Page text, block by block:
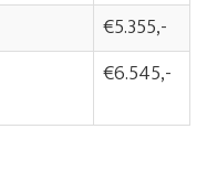
€5.355,-
€6.545,-